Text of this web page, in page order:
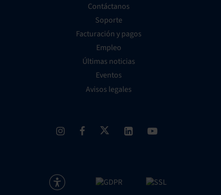
Contáctanos
Soporte
Facturación y pagos
Empleo
Últimas noticias
Eventos
Avisos legales